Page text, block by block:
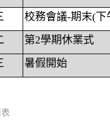
校務會議-期末(下
第2學期休業式
暑假開始